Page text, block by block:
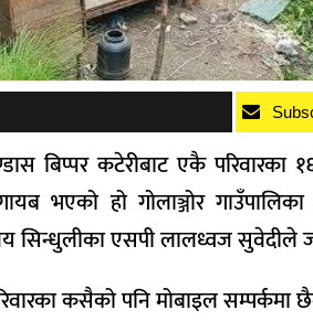
बिप्पर कटेरीबाट एकै
भएको हो गोलाञ्जोर
सिन्धुलीका एसपी लालध्वज सुवेदीले
कसैको पनि मोबाइल सम्पर्कमा